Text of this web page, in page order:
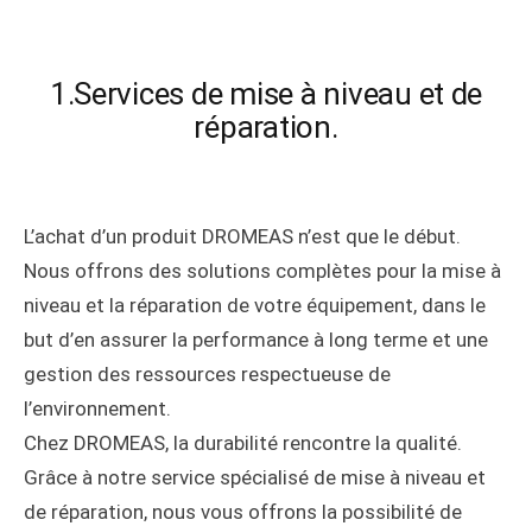
1.Services de mise à niveau et de
réparation.
L’achat d’un produit DROMEAS n’est que le début.
Nous offrons des solutions complètes pour la mise à
niveau et la réparation de votre équipement, dans le
but d’en assurer la performance à long terme et une
gestion des ressources respectueuse de
l’environnement.
Chez DROMEAS, la durabilité rencontre la qualité.
Grâce à notre service spécialisé de mise à niveau et
de réparation, nous vous offrons la possibilité de